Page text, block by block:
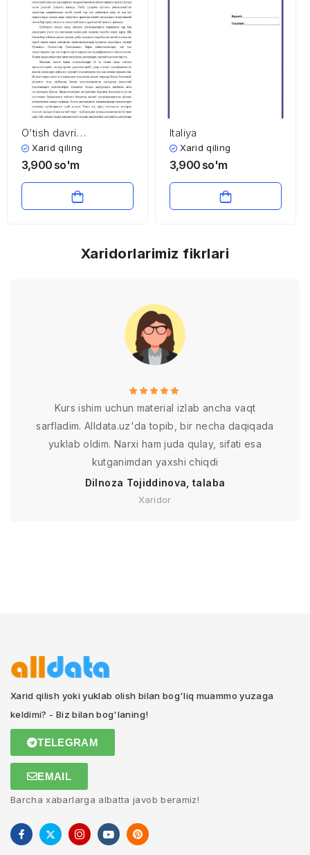
O’tish davri
mamlakatlarida tashqi
savdo va tashqi savdo
Xarid qiling
3,900 so'm
Italiya
Xarid qiling
3,900 so'm
Xaridorlarimiz fikrlari
Kurs ishim uchun material izlab ancha vaqt
sarfladim. Alldata.uz'da topib, bir necha daqiqada
yuklab oldim. Narxi ham juda qulay, sifati esa
kutganimdan yaxshi chiqdi
Dilnoza Tojiddinova, talaba
Xaridor
Xarid qilish yoki yuklab olish bilan bog'liq muammo yuzaga
keldimi? - Biz bilan bog'laning!
TELEGRAM
EMAIL
Barcha xabarlarga albatta javob beramiz!